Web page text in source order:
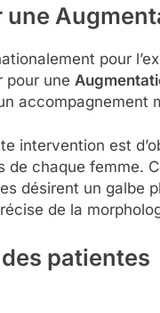
pour
pour une
accompagnement
intervention est
de chaque femme.
désirent un galbe
de la
patientes